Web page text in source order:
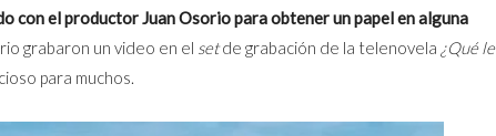
con el productor Juan Osorio para obtener un papel en alguna
grabaron un video en el setde grabación de la telenovela ¿Qué le
para muchos.